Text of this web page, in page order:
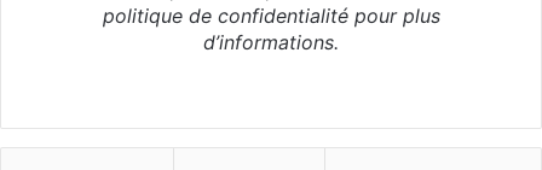
politique de confidentialitépour plus
d’informations.